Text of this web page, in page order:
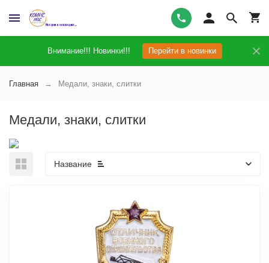
Внимание!!! Новинки!!! Перейти в новинки
Главная Медали, знаки, слитки
Медали, знаки, слитки
Название